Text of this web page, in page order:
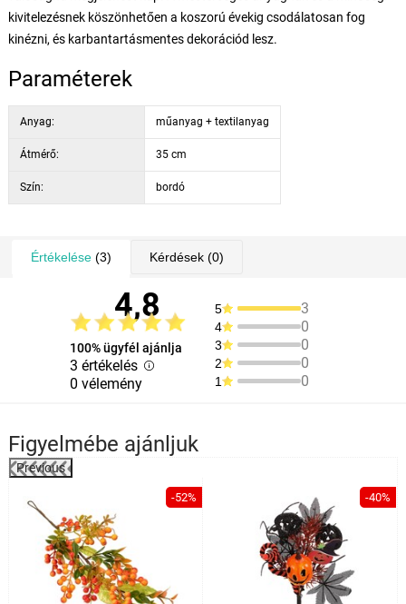
kivitelezésnek köszönhetően a koszorú évekig csodálatosan fog
kinézni, és karbantartásmentes dekorációd lesz.
Paraméterek
Anyag: műanyag + textilanyag
Átmérő: 35 cm
Szín: bordó
Értékelése(3) Kérdések(0)
4,8
100% ügyfél ajánlja
3 értékelés
0 vélemény
5 3
4 0
3 0
2 0
1 0
Figyelmébe ajánljuk
Previous
-52% -40%